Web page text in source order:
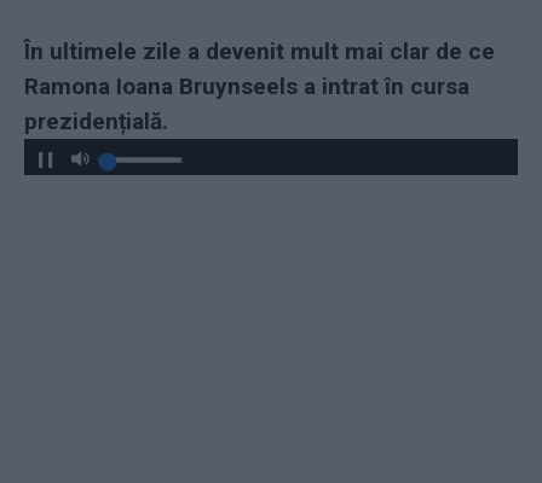
În ultimele zile a devenit mult mai clar de ce
Ramona Ioana Bruynseels a intrat în cursa
prezidențială.